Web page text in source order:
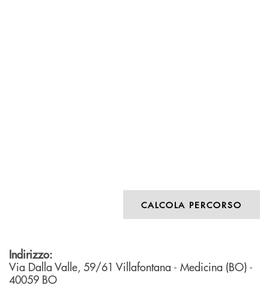
CALCOLA PERCORSO
Indirizzo:
Via Dalla Valle, 59/61 Villafontana - Medicina (BO) -
40059 BO